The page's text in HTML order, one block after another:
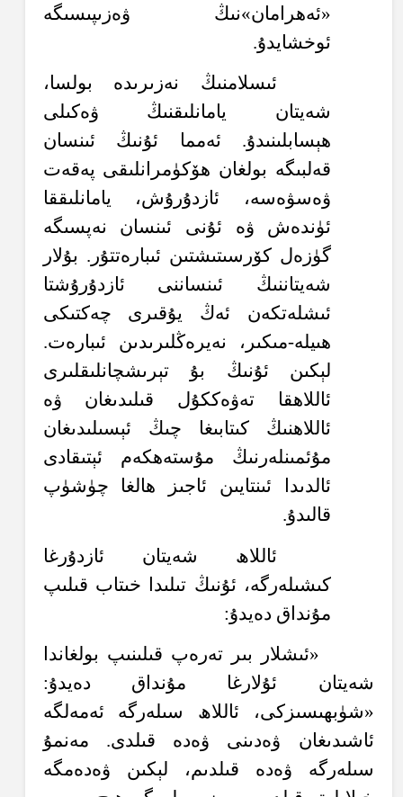
«ئەھرامان»نىڭ ۋەزىپىسىگە
ئوخشايدۇ.
ئىسلامنىڭ نەزىرىدە بولسا،
شەيتان يامانلىقنىڭ ۋەكىلى
ھېسابلىنىدۇ. ئەمما ئۇنىڭ ئىنسان
قەلبىگە بولغان ھۆكۈمرانلىقى پەقەت
ۋەسۋەسە، ئازدۇرۇش، يامانلىققا
ئۈندەش ۋە ئۇنى ئىنسان نەپسىگە
گۈزەل كۆرسىتىشتىن ئىبارەتتۇر. بۇلار
شەيتاننىڭ ئىنساننى ئازدۇرۇشتا
ئىشلەتكەن ئەڭ يۇقىرى چەكتىكى
ھىيلە-مىكىر، نەيرەڭلىرىدىن ئىبارەت.
لېكىن ئۇنىڭ بۇ تېرىشچانلىقلىرى
ئاللاھقا تەۋەككۇل قىلىدىغان ۋە
ئاللاھنىڭ كىتابىغا چىڭ ئېسىلىدىغان
مۇئمىنلەرنىڭ مۇستەھكەم ئېتىقادى
ئالدىدا ئىنتايىن ئاجىز ھالغا چۈشۈپ
قالىدۇ.
ئاللاھ شەيتان ئازدۇرغا
كىشىلەرگە، ئۇنىڭ تىلىدا خىتاب قىلىپ
مۇنداق دەيدۇ:
«ئىشلار بىر تەرەپ قىلىنىپ بولغاندا
شەيتان ئۇلارغا مۇنداق دەيدۇ:
«شۈبھىسىزكى، ئاللاھ سىلەرگە ئەمەلگە
ئاشىدىغان ۋەدىنى ۋەدە قىلدى. مەنمۇ
سىلەرگە ۋەدە قىلدىم، لېكىن ۋەدەمگە